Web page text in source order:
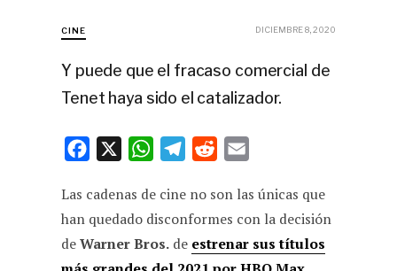
CINE DICIEMBRE 8, 2020
Y puede que el fracaso comercial de
Tenet haya sido el catalizador.
c
e
b
W
a
t
s
T
l
e
g
d
d
i
a
i
l
Las cadenas de cine no son las únicas que
han quedado disconformes con la decisión
deWarner Bros. de estrenar sus títulos